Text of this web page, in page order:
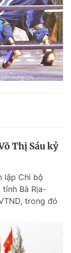
Thị Sáu kỷ
lập Chi bộ
Bà Rịa-
trong đó